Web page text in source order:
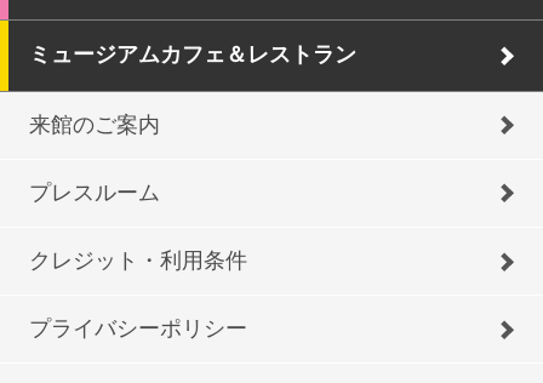
ミュージアムカフェ＆レストラン
来館のご案内
プレスルーム
クレジット・利用条件
プライバシーポリシー